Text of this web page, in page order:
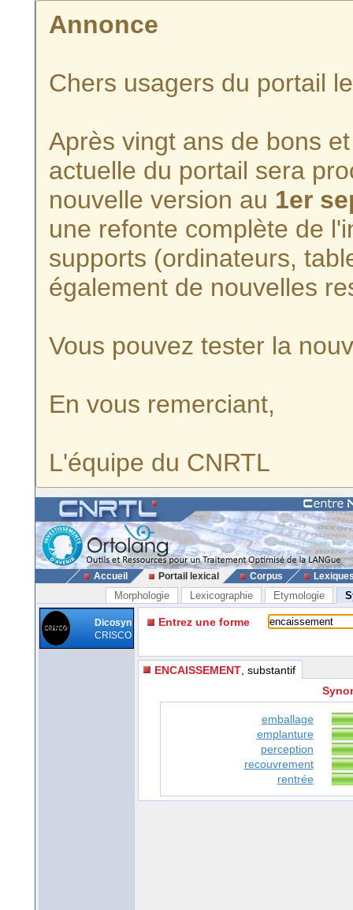
Annonce
Chers usagers du portail
Après vingt ans de bons
actuelle du portail sera
nouvelle version au 1er
une refonte complète de
supports (ordinateurs,
également de nouvelles
Vous pouvez tester la
En vous remerciant,
L'équipe du CNRTL
Accueil Portail lexical Corpus
Morphologie Lexicographie Etymologie
Dicosyn
CRISCO
Entrez une forme
ENCAISSEMENT , substantif
emballage
emplanture
perception
recouvrement
rentrée